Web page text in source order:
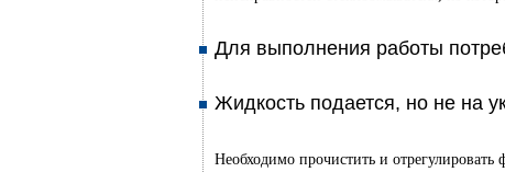
Для выполнения работы
Жидкость подается, но не на
Необходимо прочистить и отрегулировать